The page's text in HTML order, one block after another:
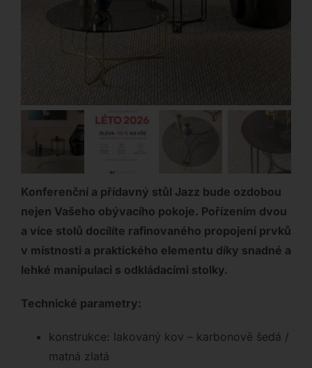
Konferenční a přídavný stůl Jazz bude ozdobou
nejen Vašeho obývacího pokoje. Pořízením dvou
a více stolů docílíte rafinovaného propojení prvků
v místnosti a praktického elementu díky snadné a
lehké manipulaci s odkládacími stolky.
Technické parametry:
konstrukce: lakovaný kov – karbonově šedá /
matná zlatá